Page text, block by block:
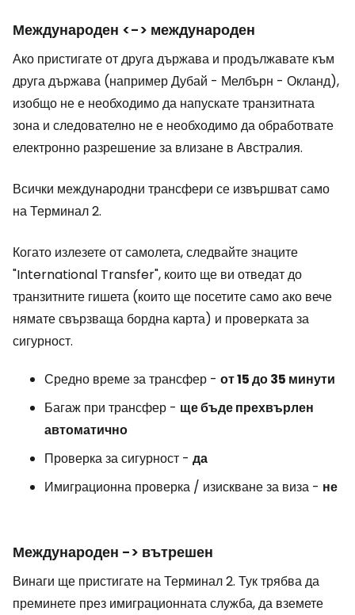
Международен <-> международен
Ако пристигате от друга държава и продължавате към
друга държава (например Дубай - Мелбърн - Окланд),
изобщо не е необходимо да напускате транзитната
зона и следователно не е необходимо да обработвате
електронно разрешение за влизане в Австралия.
Всички международни трансфери се извършват само
на Терминал 2.
Когато излезете от самолета, следвайте знаците
"International Transfer", които ще ви отведат до
транзитните гишета (които ще посетите само ако вече
нямате свързваща бордна карта) и проверката за
сигурност.
Средно време за трансфер - от 15 до 35 минути
Багаж при трансфер - ще бъде прехвърлен
автоматично
Проверка за сигурност - да
Имиграционна проверка / изискване за виза - не
Международен -> вътрешен
Винаги ще пристигате на Терминал 2. Тук трябва да
преминете през имиграционната служба, да вземете